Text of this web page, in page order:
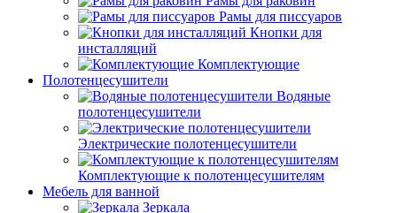
Рамы для писсуаров
Кнопки для
инсталляций
Комплектующие
Полотенцесушители
Водяные
полотенцесушители
Электрические полотенцесушители
Комплектующие к полотенцесушителям
Мебель для ванной
Зеркала